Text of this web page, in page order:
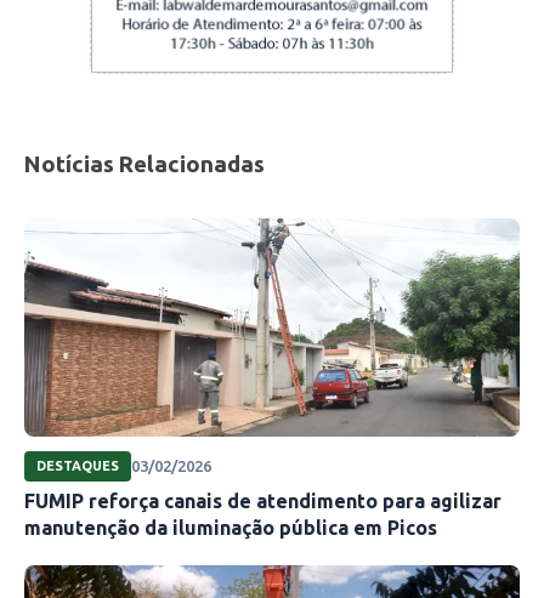
Notícias Relacionadas
DESTAQUES 03/02/2026
FUMIP reforça canais de atendimento para agilizar
manutenção da iluminação pública em Picos